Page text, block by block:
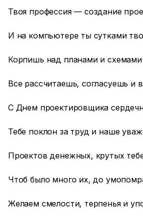
Твоя профессия — создание
И на компьютере ты сутками
Корпишь над планами и схемами
Все рассчитаешь, согласуешь и
С Днем проектировщика
Тебе поклон за труд и наше
Проектов денежных, крутых
Чтоб было много их, до
Желаем смелости, терпенья и